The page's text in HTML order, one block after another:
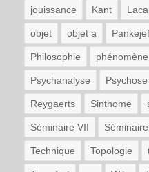
jouissance Kant
objet objet a
Philosophie phénomène
Psychanalyse Psychose
Reygaerts Sinthome
Séminaire VII
Technique Topologie